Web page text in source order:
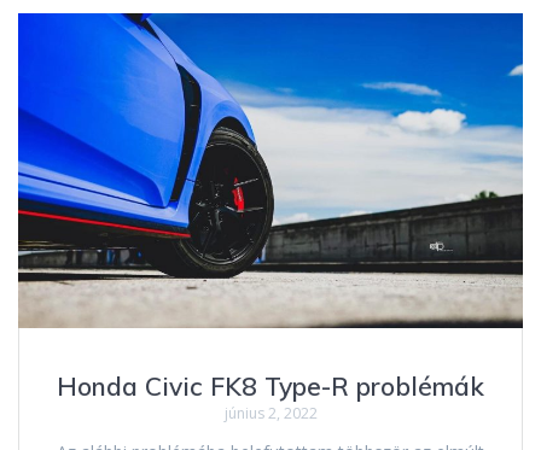
Honda Civic FK8 Type-R problémák
június 2, 2022